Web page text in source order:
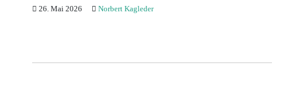
26. Mai 2026 Norbert Kagleder